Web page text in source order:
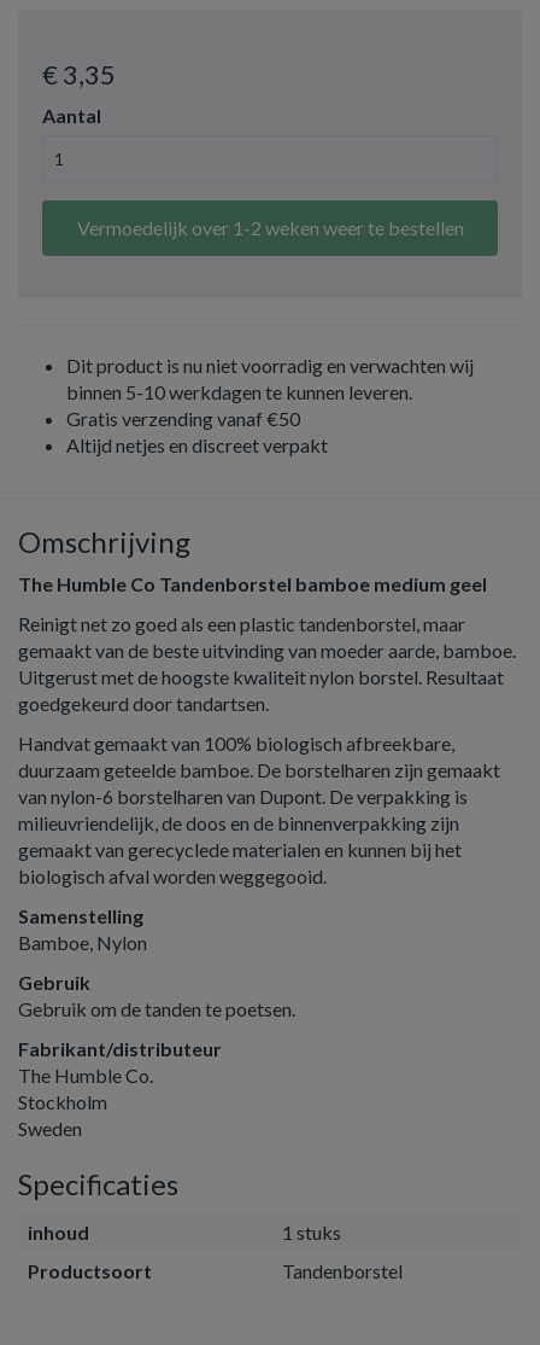
€ 3,35
Aantal
Vermoedelijk over 1-2 weken weer te bestellen
Dit product is nu niet voorradig en verwachten wij
binnen 5-10 werkdagen te kunnen leveren.
Gratis verzending vanaf €50
Altijd netjes en discreet verpakt
Omschrijving
The Humble Co Tandenborstel bamboe medium geel
Reinigt net zo goed als een plastic tandenborstel, maar
gemaakt van de beste uitvinding van moeder aarde, bamboe.
Uitgerust met de hoogste kwaliteit nylon borstel. Resultaat
goedgekeurd door tandartsen.
Handvat gemaakt van 100% biologisch afbreekbare,
duurzaam geteelde bamboe. De borstelharen zijn gemaakt
van nylon-6 borstelharen van Dupont. De verpakking is
milieuvriendelijk, de doos en de binnenverpakking zijn
gemaakt van gerecyclede materialen en kunnen bij het
biologisch afval worden weggegooid.
Samenstelling
Bamboe, Nylon
Gebruik
Gebruik om de tanden te poetsen.
Fabrikant/distributeur
The Humble Co.
Stockholm
Sweden
Specificaties
inhoud
1 stuks
Productsoort
Tandenborstel